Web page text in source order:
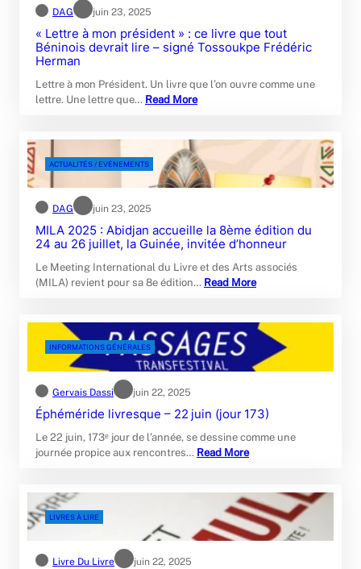
DAG juin 23, 2025
« Lettre à mon président » : ce livre que tout
Béninois devrait lire – signé Tossoukpe Frédéric
Herman
Lettre à mon Président. Un livre que l’on ouvre comme une
lettre. Une lettre que… Read More
ACTUALITÉS / EVÉNEMENTS
DAG juin 23, 2025
MILA 2025 : Abidjan accueille la 8ème édition du
24 au 26 juillet, la Guinée, invitée d’honneur
Le Meeting International du Livre et des Arts associés
(MILA) revient pour sa 8e édition… Read More
INFORMATIONS GÉNÉRALES
Gervais Dassi juin 22, 2025
Éphéméride livresque – 22 juin (jour 173)
Le 22 juin, 173ᵉ jour de l’année, se dessine comme une
journée propice aux rencontres… Read More
LIVRES À LIRE
Livre Du Livre juin 22, 2025